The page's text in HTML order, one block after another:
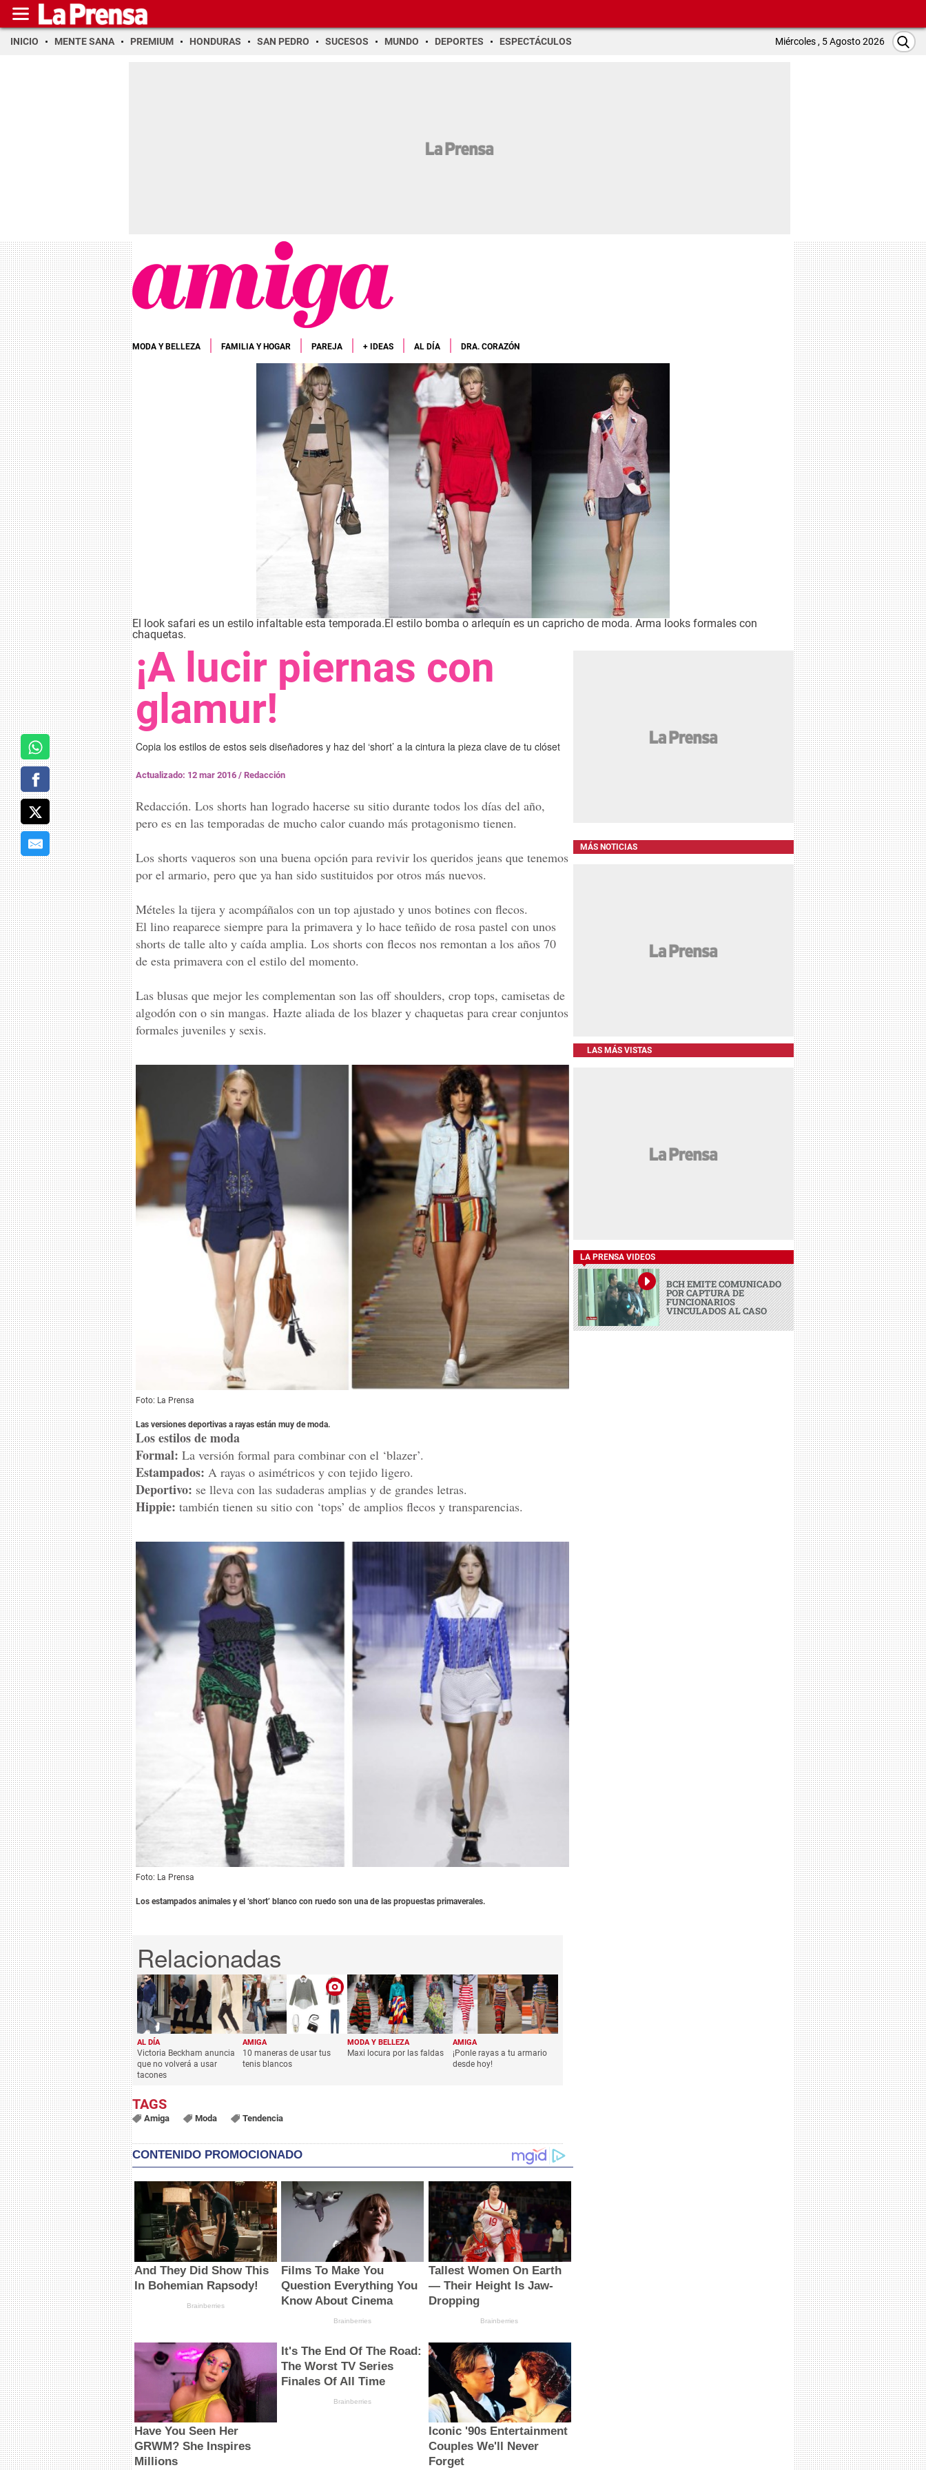
INICIO MENTE SANA PREMIUM HONDURAS SAN PEDRO SUCESOS MUNDO DEPORTES ESPECTÁCULOS Miércoles , 5 Agosto 2026
MODA Y BELLEZA FAMILIA Y HOGAR PAREJA + IDEAS AL DÍA DRA. CORAZÓN
El look safari es un estilo infaltable esta temporada.El estilo bomba o arlequín es un capricho de moda. Arma looks formales con
chaquetas.
¡A lucir piernas con
glamur!
Copia los estilos de estos seis diseñadores y haz del ‘short’ a la cintura la pieza clave de tu clóset
Actualizado: 12 mar 2016 / Redacción
Redacción. Los shorts han logrado hacerse su sitio durante todos los días del año,
pero es en las temporadas de mucho calor cuando más protagonismo tienen.
Los shorts vaqueros son una buena opción para revivir los queridos jeans que tenemos
por el armario, pero que ya han sido sustituidos por otros más nuevos.
Mételes la tijera y acompáñalos con un top ajustado y unos botines con flecos.
El lino reaparece siempre para la primavera y lo hace teñido de rosa pastel con unos
shorts de talle alto y caída amplia. Los shorts con flecos nos remontan a los años 70
de esta primavera con el estilo del momento.
Las blusas que mejor les complementan son las off shoulders, crop tops, camisetas de
algodón con o sin mangas. Hazte aliada de los blazer y chaquetas para crear conjuntos
formales juveniles y sexis.
Foto: La Prensa
Las versiones deportivas a rayas están muy de moda.
Los estilos de moda
Formal: La versión formal para combinar con el ‘blazer’.
Estampados: A rayas o asimétricos y con tejido ligero.
Deportivo: se lleva con las sudaderas amplias y de grandes letras.
Hippie: también tienen su sitio con ‘tops’ de amplios flecos y transparencias.
Foto: La Prensa
Los estampados animales y el ‘short’ blanco con ruedo son una de las propuestas primaverales.
AL DÍA
Victoria Beckham anuncia
que no volverá a usar
tacones
AMIGA
10 maneras de usar tus
tenis blancos
MODA Y BELLEZA
Maxi locura por las faldas
AMIGA
¡Ponle rayas a tu armario
desde hoy!
Amiga Moda Tendencia
CONTENIDO PROMOCIONADO
And They Did Show This
In Bohemian Rapsody!
Brainberries
Films To Make You
Question Everything You
Know About Cinema
Brainberries
Tallest Women On Earth
— Their Height Is Jaw-
Dropping
Brainberries
Have You Seen Her
GRWM? She Inspires
Millions
It's The End Of The Road:
The Worst TV Series
Finales Of All Time
Brainberries
Iconic '90s Entertainment
Couples We'll Never
Forget
MÁS NOTICIAS
LAS MÁS VISTAS
LA PRENSA VIDEOS
BCH EMITE COMUNICADO
POR CAPTURA DE
FUNCIONARIOS
VINCULADOS AL CASO